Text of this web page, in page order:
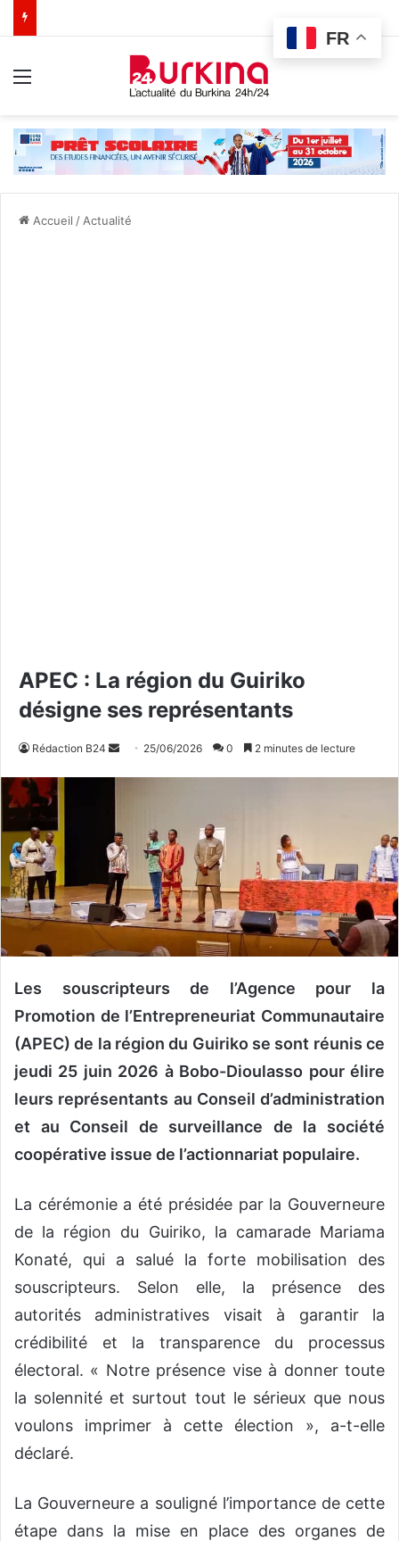
Accueil / Actualité
APEC : La région du Guiriko
désigne ses représentants
Rédaction B24
y
e
r
u
n
u
i
e
25/06/2026 0 2 minutes de lecture
Les souscripteurs de l’Agence pour la
Promotion de l’Entrepreneuriat Communautaire
(APEC) de la région du Guiriko se sont réunis ce
jeudi 25 juin 2026 à Bobo-Dioulasso pour élire
leurs représentants au Conseil d’administration
et au Conseil de surveillance de la société
coopérative issue de l’actionnariat populaire.
La cérémonie a été présidée par la Gouverneure
de la région du Guiriko, la camarade Mariama
Konaté, qui a salué la forte mobilisation des
souscripteurs. Selon elle, la présence des
autorités administratives visait à garantir la
crédibilité et la transparence du processus
électoral. « Notre présence vise à donner toute
la solennité et surtout tout le sérieux que nous
voulons imprimer à cette élection », a-t-elle
déclaré.
La Gouverneure a souligné l’importance de cette
étape dans la mise en place des organes de
FR